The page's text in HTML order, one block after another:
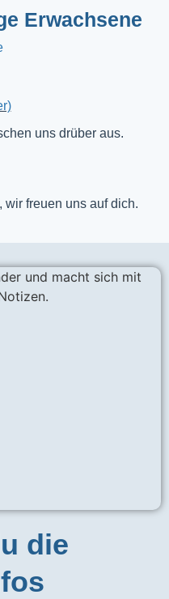
Erwachsene
uns drüber aus.
wir freuen uns auf dich.
die